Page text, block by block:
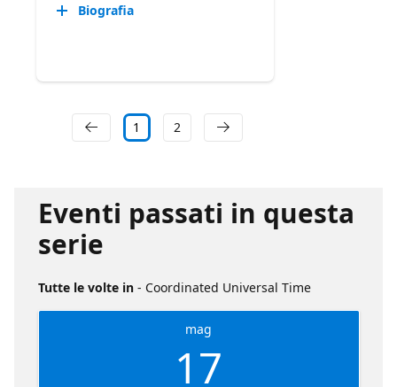
Biografia
1 2
Eventi passati in questa
serie
Tutte le volte in - Coordinated Universal Time
mag
17